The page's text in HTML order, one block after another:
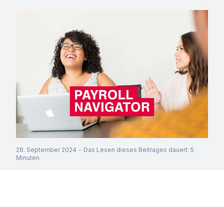
28. September 2024 - Das Lesen dieses Beitrages dauert: 5
Minuten